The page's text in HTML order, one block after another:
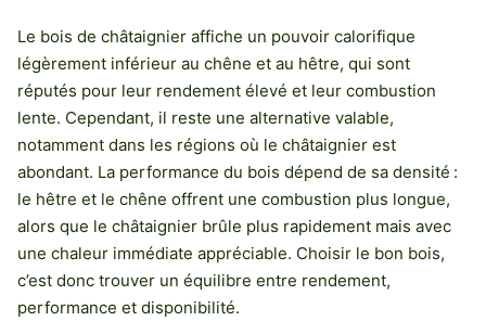
Le bois de châtaignier affiche un pouvoir calorifique
légèrement inférieur au chêne et au hêtre, qui sont
réputés pour leur rendement élevé et leur combustion
lente. Cependant, il reste une alternative valable,
notamment dans les régions où le châtaignier est
abondant. La performance du bois dépend de sa densité :
le hêtre et le chêne offrent une combustion plus longue,
alors que le châtaignier brûle plus rapidement mais avec
une chaleur immédiate appréciable. Choisir le bon bois,
c’est donc trouver un équilibre entre rendement,
performance et disponibilité.